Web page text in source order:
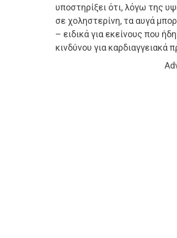
υποστηρίξει ότι, λόγω της
σε χοληστερίνη, τα αυγά
– ειδικά για εκείνους που
κινδύνου για καρδιαγγειακά